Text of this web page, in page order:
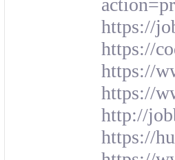
https://
https://
https://
https://
http://
https://